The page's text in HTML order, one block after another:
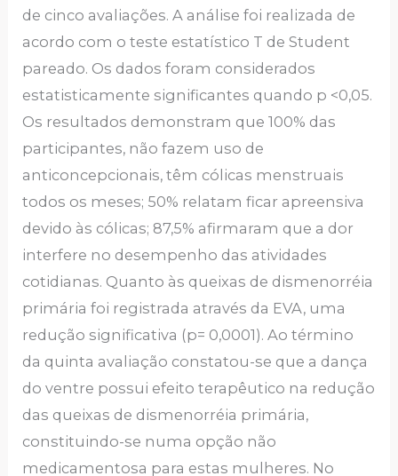
de cinco avaliações. A análise foi realizada de
acordo com o teste estatístico T de Student
pareado. Os dados foram considerados
estatisticamente significantes quando p <0,05.
Os resultados demonstram que 100% das
participantes, não fazem uso de
anticoncepcionais, têm cólicas menstruais
todos os meses; 50% relatam ficar apreensiva
devido às cólicas; 87,5% afirmaram que a dor
interfere no desempenho das atividades
cotidianas. Quanto às queixas de dismenorréia
primária foi registrada através da EVA, uma
redução significativa (p= 0,0001). Ao término
da quinta avaliação constatou-se que a dança
do ventre possui efeito terapêutico na redução
das queixas de dismenorréia primária,
constituindo-se numa opção não
medicamentosa para estas mulheres. No